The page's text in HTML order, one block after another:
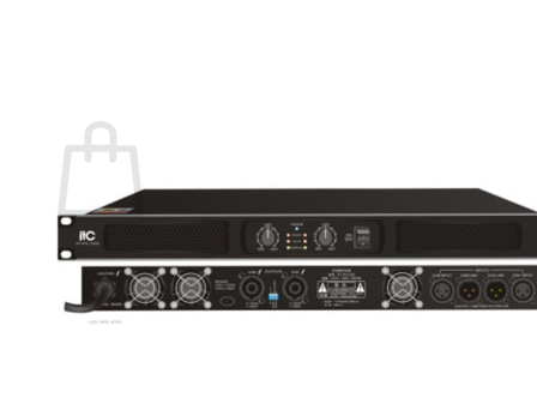
ไม่มีสินค้าในตะกร้า
กลับสู่หน้าร้านค้า